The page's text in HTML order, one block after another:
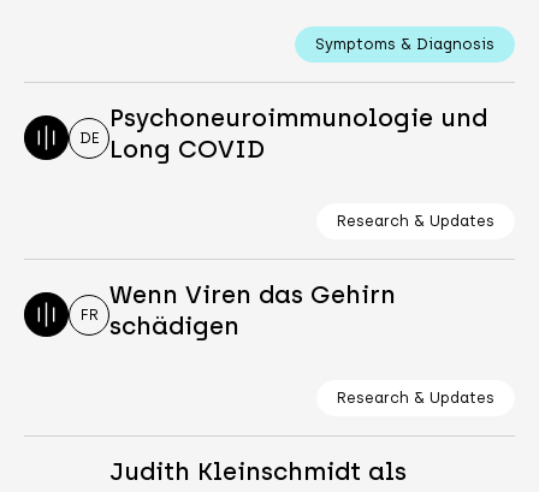
Symptoms & Diagnosis
DE
Psychoneuroimmunologie und
Long COVID
Research & Updates
FR
Wenn Viren das Gehirn
schädigen
Research & Updates
Judith Kleinschmidt als